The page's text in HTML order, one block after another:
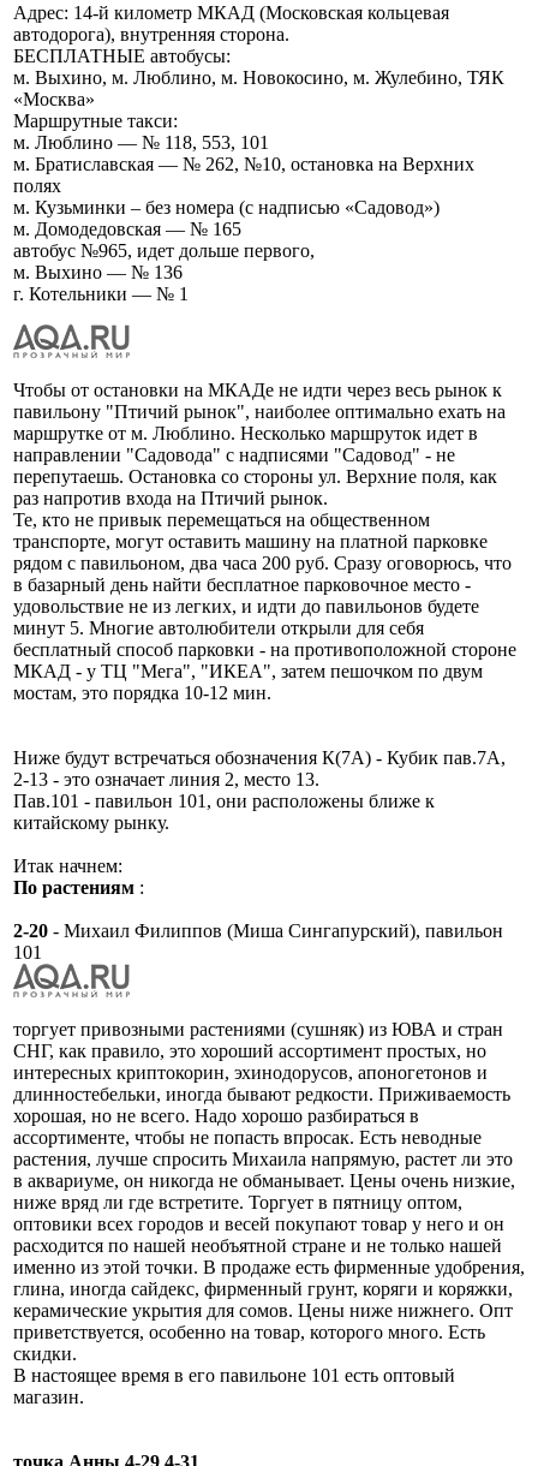
Адрес: 14-й километр МКАД (Московская кольцевая
автодорога), внутренняя сторона.
БЕСПЛАТНЫЕ автобусы:
м. Выхино, м. Люблино, м. Новокосино, м. Жулебино, ТЯК
«Москва»
Маршрутные такси:
м. Люблино — № 118, 553, 101
м. Братиславская — № 262, №10, остановка на Верхних
полях
м. Кузьминки – без номера (с надписью «Садовод»)
м. Домодедовская — № 165
автобус №965, идет дольше первого,
м. Выхино — № 136
г. Котельники — № 1
Чтобы от остановки на МКАДе не идти через весь рынок к
павильону "Птичий рынок", наиболее оптимально ехать на
маршрутке от м. Люблино. Несколько маршруток идет в
направлении "Садовода" с надписями "Садовод" - не
перепутаешь. Остановка со стороны ул. Верхние поля, как
раз напротив входа на Птичий рынок.
Те, кто не привык перемещаться на общественном
транспорте, могут оставить машину на платной парковке
рядом с павильоном, два часа 200 руб. Сразу оговорюсь, что
в базарный день найти бесплатное парковочное место -
удовольствие не из легких, и идти до павильонов будете
минут 5. Многие автолюбители открыли для себя
бесплатный способ парковки - на противоположной стороне
МКАД - у ТЦ "Мега", "ИКЕА", затем пешочком по двум
мостам, это порядка 10-12 мин.
Ниже будут встречаться обозначения К(7А) - Кубик пав.7А,
2-13 - это означает линия 2, место 13.
Пав.101 - павильон 101, они расположены ближе к
китайскому рынку.
Итак начнем:
По растениям :
2-20 - Михаил Филиппов (Миша Сингапурский), павильон
101
торгует привозными растениями (сушняк) из ЮВА и стран
СНГ, как правило, это хороший ассортимент простых, но
интересных криптокорин, эхинодорусов, апоногетонов и
длинностебельки, иногда бывают редкости. Приживаемость
хорошая, но не всего. Надо хорошо разбираться в
ассортименте, чтобы не попасть впросак. Есть неводные
растения, лучше спросить Михаила напрямую, растет ли это
в аквариуме, он никогда не обманывает. Цены очень низкие,
ниже вряд ли где встретите. Торгует в пятницу оптом,
оптовики всех городов и весей покупают товар у него и он
расходится по нашей необъятной стране и не только нашей
именно из этой точки. В продаже есть фирменные удобрения,
глина, иногда сайдекс, фирменный грунт, коряги и коряжки,
керамические укрытия для сомов. Цены ниже нижнего. Опт
приветствуется, особенно на товар, которого много. Есть
скидки.
В настоящее время в его павильоне 101 есть оптовый
магазин.
точка Анны 4-29 4-31